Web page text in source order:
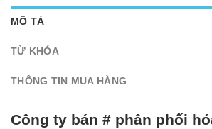
MÔ TẢ
TỪ KHÓA
THÔNG TIN MUA HÀNG
Công ty bán # phân phối